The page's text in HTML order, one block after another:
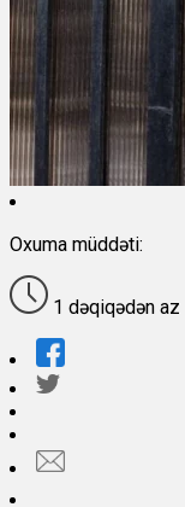
Oxuma müddəti:
1 dəqiqədən az